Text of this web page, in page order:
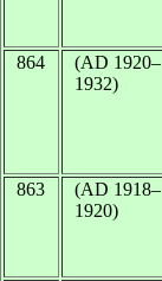
864
(AD 1920–
1932)
863
(AD 1918–
1920)